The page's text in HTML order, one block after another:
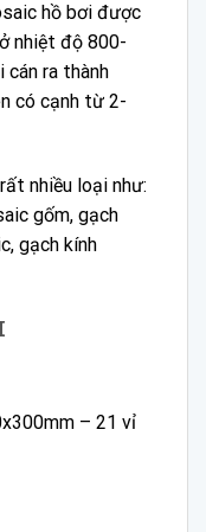
hồ bơi được
nhiệt độ 800-
ra thành
có cạnh từ 2-
nhiều loại như:
gốm, gạch
gạch kính
– 21 vỉ